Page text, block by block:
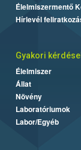
Élelmiszermentő
Hírlevél
Gyakori
Élelmiszer
Állat
Növény
Laboratóriumok
Labor/Egyéb